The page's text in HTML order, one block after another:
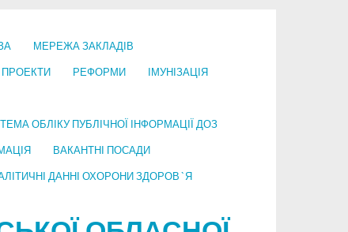
МЕРЕЖА ЗАКЛАДІВ
РЕФОРМИ ІМУНІЗАЦІЯ
ОБЛІКУ ПУБЛІЧНОЇ ІНФОРМАЦІЇ ДОЗ
ВАКАНТНІ ПОСАДИ
ДАННІ ОХОРОНИ ЗДОРОВ`Я